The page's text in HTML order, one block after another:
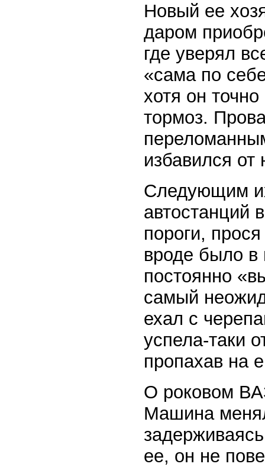
Новый ее
даром
где уверял
«сама по
хотя он
тормоз.
избавился
Следующим
автостанций
пороги,
вроде было в
постоянно
самый
ехал с
успела-таки
пропахав на
О роковом
Машина
ее, он не